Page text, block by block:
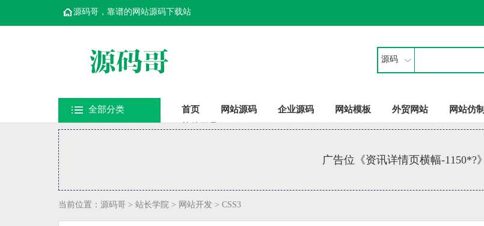
源码哥，靠谱的网站源码下载站
源码
全部分类 首页 网站源码 企业源码 网站模板 外贸网站 网站仿制
广告位《资讯详情页横幅-1150*?》
当前位置： 源码哥 > 站长学院 > 网站开发 > CSS3